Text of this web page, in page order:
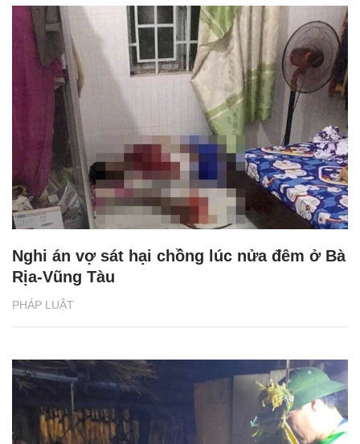
PHÁP LUẬT
Nghi án vợ sát hại chồng lúc nửa đêm ở Bà
Rịa-Vũng Tàu